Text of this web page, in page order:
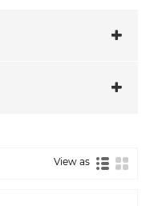
View as